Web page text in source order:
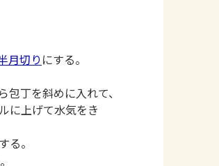
月切り にする。
丁を斜めに入れて、
に上げて水気をき
る。